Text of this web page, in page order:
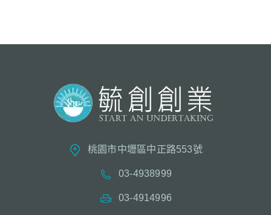
桃園市中壢區中正路553號
03-4938999
03-4914996